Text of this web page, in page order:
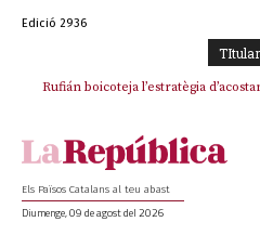
Edició 2936
Rufián boicoteja l’estratègia
Els Països Catalans al teu abast
Diumenge, 09 de agost del 2026